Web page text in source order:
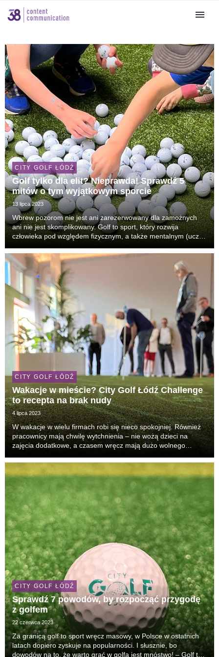
CITY GOLF ŁÓDŹ
Golf tylko dla elit? Nieprawda! Sprawdź 5
mitów o tym wyjątkowym sporcie
13 lipca 2023
Wbrew pozorom nie jest ani zarezerwowany dla zamożnych
ani nie jest skomplikowany. Golf to sport, który rozwija
człowieka pod względem fizycznym, a także mentalnym (uczy
zalet, płynących z praktykowania. Jednak ...
CITY GOLF ŁÓDŹ
Wakacje w mieście? City Golf Łódź Challenge
to recepta na brak nudy
4 lipca 2023
W wakacje w wielu firmach robi się nieco spokojniej. Również
pracownicy mają chwilę wytchnienia – nie wożą dzieci na
zajęcia dodatkowe, a czasem wręcz mają dużo wolnego
spędzić aktywnie, próbując nowej dyscyplin...
CITY GOLF ŁÓDŹ
Sprawdź 7 powodów, by rozpocząć przygodę
z golfem
22 czerwca 2023
Za granicą golf to sport wręcz masowy, w Polsce w ostatnich
latach dopiero zyskuje na popularności. I słusznie, bo
dowodów na to, że warto grać w golfa jest mnóstwo! – Golf to